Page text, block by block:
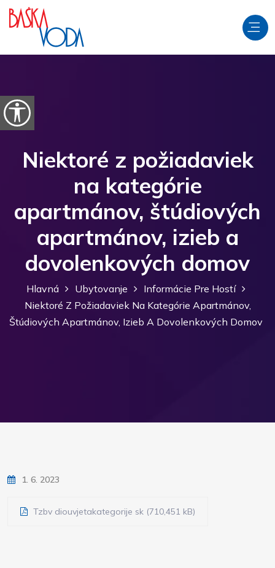
Preskočiť na obsah
Otvorte možnosti dostupnosti
Niektoré z požiadaviek
na kategórie
apartmánov, štúdiových
apartmánov, izieb a
dovolenkových domov
Hlavná Ubytovanje
Informácie Pre Hostí
Niektoré Z Požiadaviek Na Kategórie Apartmánov,
Štúdiových Apartmánov, Izieb A Dovolenkových Domov
1. 6. 2023
Tzbv diouvjetakategorije sk (710,451 kB)